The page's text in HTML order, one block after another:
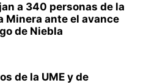
a 340 personas de la
Minera ante el avance
de Niebla
de la UME y de